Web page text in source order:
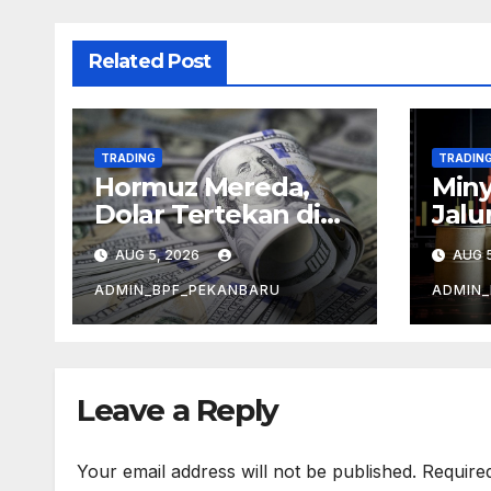
Related Post
TRADING
Hormuz Mereda,
Dolar Tertekan di
Bawah 100
AUG 5, 2026
ADMIN_BPF_PEKANBARU
AUG
Leave a Reply
Your email address will not be published.